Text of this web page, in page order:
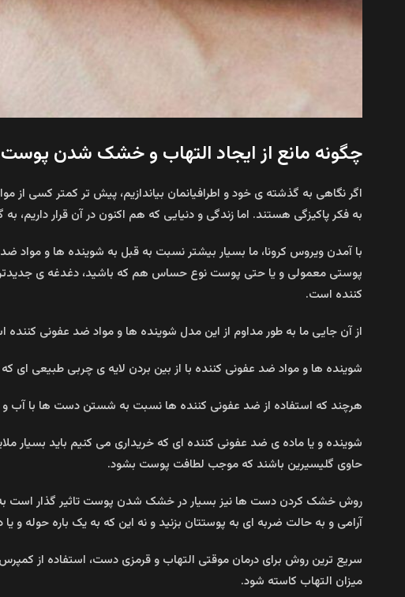
چگونه مانع از ایجاد التهاب و خشک شدن
اگر نگاهی به گذشته ی خود و اطرافیانمان بیاندازیم، پیش تر کمتر کسی
به فکر پاکیزگی هستند. اما زندگی و دنیایی که هم اکنون در آن قرار
با آمدن ویروس کرونا، ما بسیار بیشتر نسبت به قبل به شوینده ها و مواد
پوستی معمولی و یا حتی پوست نوع حساس هم که باشید، دغدغه ی
کننده است.
از آن جایی ما به طور مداوم از این مدل شوینده ها و مواد ضد عفونی
شوینده ها و مواد ضد عفونی کننده با از بین بردن لایه ی چربی طبیعی
هرچند که استفاده از ضد عفونی کننده ها نسبت به شستن دست ها با آب و
شوینده و یا ماده ی ضد عفونی کننده ای که خریداری می کنیم باید بسیار
حاوی گلیسیرین باشند که موجب لطافت پوست بشود.
روش خشک کردن دست ها نیز بسیار در خشک شدن پوست تاثیر گذار است به
آرامی و به حالت ضربه ای به پوستتان بزنید و نه این که به یک باره حوله و
سریع ترین روش برای درمان موقتی التهاب و قرمزی دست، استفاده از
میزان التهاب کاسته شود.